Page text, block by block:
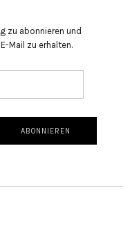
zu abonnieren und
Mail zu erhalten.